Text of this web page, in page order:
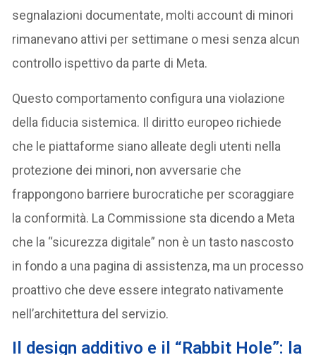
segnalazioni documentate, molti account di minori
rimanevano attivi per settimane o mesi senza alcun
controllo ispettivo da parte di Meta.
Questo comportamento configura una violazione
della fiducia sistemica. Il diritto europeo richiede
che le piattaforme siano alleate degli utenti nella
protezione dei minori, non avversarie che
frappongono barriere burocratiche per scoraggiare
la conformità. La Commissione sta dicendo a Meta
che la “sicurezza digitale” non è un tasto nascosto
in fondo a una pagina di assistenza, ma un processo
proattivo che deve essere integrato nativamente
nell’architettura del servizio.
Il design additivo e il “Rabbit Hole”: la